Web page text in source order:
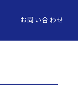
お問い合わせ